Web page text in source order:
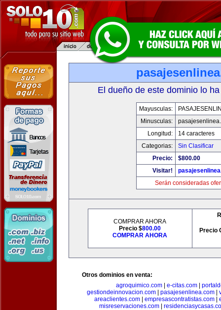
El dueño de este dominio lo
Mayusculas:
Minusculas:
Longitud:
14 caracteres
Categorias:
Sin Clasificar
Precio:
$800.00
Visitar!
Serán consideradas
COMPRAR AHORA
Precio $800.00
COMPRAR AHORA
Precio
Otros dominios en venta:
agroquimico.com
e-citas.com
gestiondeinnovacion.com| pasajesenlinea.com|
areaclientes.com| empresascontratistas.com|
misreservaciones.com|